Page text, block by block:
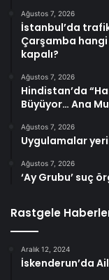
Ağustos 7, 2026
İstanbul’da trafik
Çarşamba
kapalı?
Ağustos 7, 2026
Hindistan’da
Büyüyor… Ana
Ağustos 7, 2026
Uygulamalar
Ağustos 7, 2026
‘Ay Grubu’ suç
Rastgele
Aralık 12, 2024
İskenderun’da